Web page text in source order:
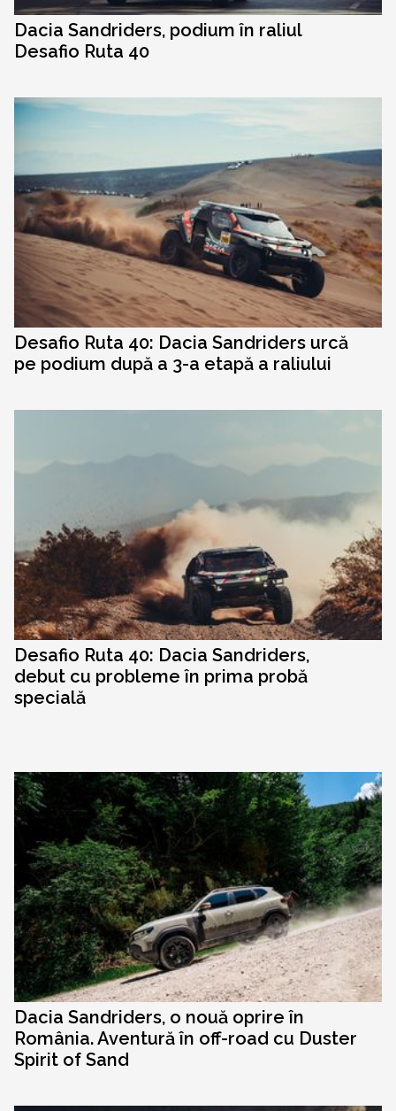
Dacia Sandriders, podium în raliul
Desafio Ruta 40
Desafio Ruta 40: Dacia Sandriders urcă
pe podium după a 3-a etapă a raliului
Desafio Ruta 40: Dacia Sandriders,
debut cu probleme în prima probă
specială
Dacia Sandriders, o nouă oprire în
România. Aventură în off-road cu Duster
Spirit of Sand